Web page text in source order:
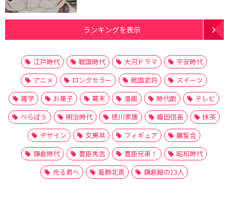
ランキングを表示
江戸時代 戦国時代 大河ドラマ
平安時代
アニメ
ロングセラー 戦国武将
スイーツ
雑学
お菓子 幕末 漫画 時代劇
テレビ
べらぼう
明治時代 徳川家康 織田信長
抹茶
デザイン
文房具 フィギュア
展覧会
鎌倉時代
豊臣秀吉 豊臣兄弟！
昭和時代
光る君へ
葛飾北斎 鎌倉殿の13人